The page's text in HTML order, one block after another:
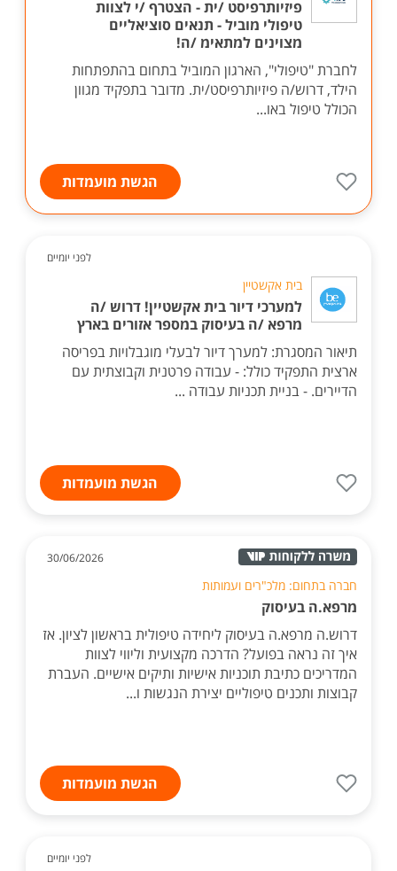
פיזיותרפיסט /ית - הצטרף /י לצוות
טיפולי מוביל - תנאים סוציאליים
מצוינים למתאימ /ה!
לחברת "טיפולי", הארגון המוביל בתחום בהתפתחות
הילד, דרוש/ה פיזיותרפיסט/ית. מדובר בתפקיד מגוון
הכולל טיפול באו...
הגשת מועמדות
לפני יומיים
בית אקשטיין
למערכי דיור בית אקשטיין! דרוש /ה
מרפא /ה בעיסוק במספר אזורים בארץ
תיאור המסגרת: למערך דיור לבעלי מוגבלויות בפריסה
ארצית התפקיד כולל: - עבודה פרטנית וקבוצתית עם
הדיירים. - בניית תכניות עבודה ...
הגשת מועמדות
30/06/2026
חברה בתחום: מלכ"רים ועמותות
מרפא.ה בעיסוק
דרוש.ה מרפא.ה בעיסוק ליחידה טיפולית בראשון לציון. אז
איך זה נראה בפועל? הדרכה מקצועית וליווי לצוות
המדריכים כתיבת תוכניות אישיות ותיקים אישיים. העברת
קבוצות ותכנים טיפוליים יצירת הנגשות ו...
הגשת מועמדות
לפני יומיים